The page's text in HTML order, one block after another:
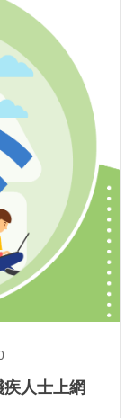
疾人士上網